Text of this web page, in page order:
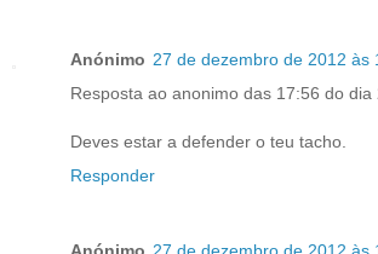
Anónimo 27 de dezembro de 2012 às
Resposta ao anonimo das 17:56 do dia
Deves estar a defender o teu tacho.
Responder
Anónimo 27 de dezembro de 2012 às